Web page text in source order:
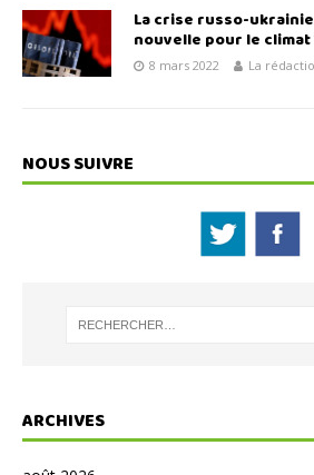
La crise russo-
nouvelle pour le climat
8 mars 2022 La
NOUS SUIVRE
ARCHIVES